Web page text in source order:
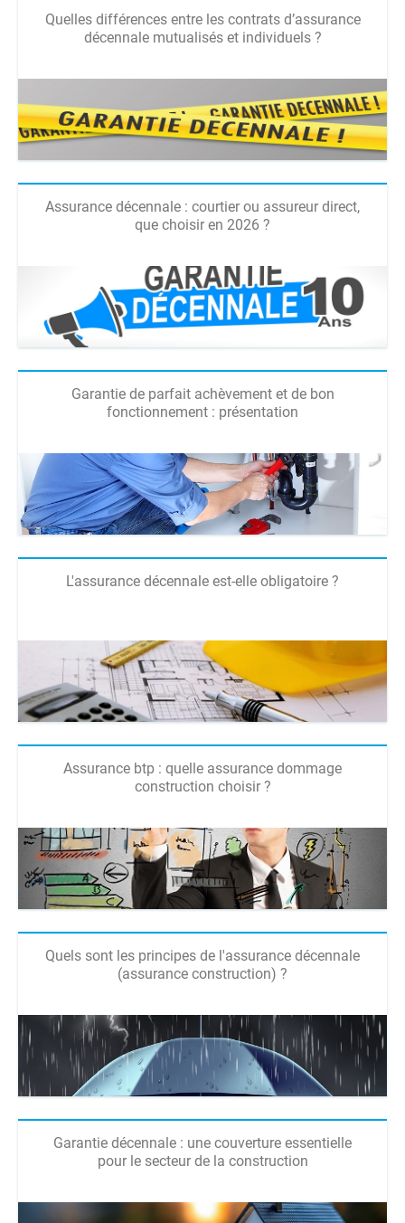
Quelles différences entre les contrats d’assurance
décennale mutualisés et individuels ?
Assurance décennale : courtier ou assureur direct,
que choisir en 2026 ?
Garantie de parfait achèvement et de bon
fonctionnement : présentation
L'assurance décennale est-elle obligatoire ?
Assurance btp : quelle assurance dommage
construction choisir ?
Quels sont les principes de l'assurance décennale
(assurance construction) ?
Garantie décennale : une couverture essentielle
pour le secteur de la construction